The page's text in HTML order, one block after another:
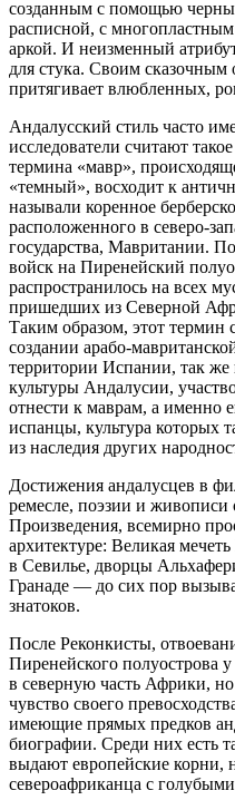
созданным с помощью
расписной, с
аркой. И неизменный
для стука. Своим
притягивает влюбленных,
Андалусский стиль часто
исследователи считают
термина «мавр»,
«темный», восходит к
называли коренное
расположенного в северо-
государства, Мавритании.
войск на Пиренейский
распространилось на всех
пришедших из Северной
Таким образом, этот
создании арабо-
территории Испании, так же
культуры Андалусии,
отнести к маврам, а именно
испанцы, культура которых
из наследия других
Достижения андалусцев в
ремесле, поэзии и живописи
Произведения, всемирно
архитектуре: Великая
в Севилье, дворцы
Гранаде — до сих пор
знатоков.
После Реконкисты,
Пиренейского полуострова
в северную часть Африки,
чувство своего
имеющие прямых предков
биографии. Среди них есть
выдают европейские корни,
североафриканца с